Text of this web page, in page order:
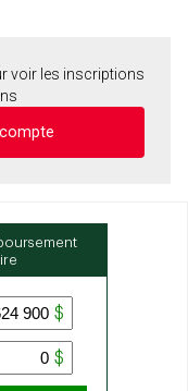
voir les inscriptions